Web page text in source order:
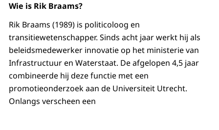
Wie is Rik Braams?
Rik Braams (1989) is politicoloog en
transitiewetenschapper. Sinds acht jaar werkt hij als
beleidsmedewerker innovatie op het ministerie van
Infrastructuur en Waterstaat. De afgelopen 4,5 jaar
combineerde hij deze functie met een
promotieonderzoek aan de Universiteit Utrecht.
Onlangs verscheen een